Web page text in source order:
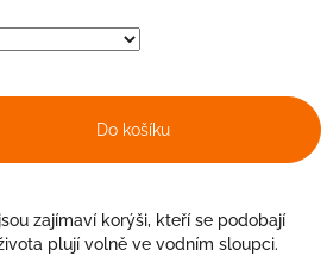
Do košíku
zajímaví korýši, kteří se podobají
plují volně ve vodním sloupci.